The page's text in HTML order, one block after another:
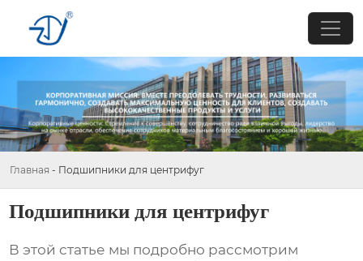
Главная - Подшипники для центрифуг
Подшипники для центрифуг
В этой статье мы подробно рассмотрим